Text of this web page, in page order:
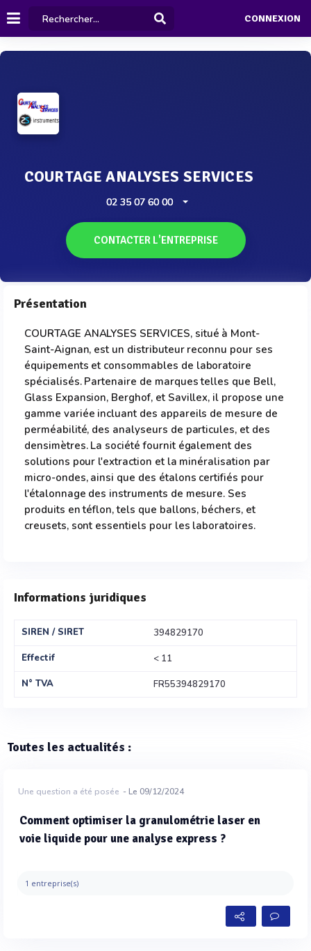
CONNEXION
COURTAGE ANALYSES SERVICES
02 35 07 60 00
CONTACTER L'ENTREPRISE
Présentation
COURTAGE ANALYSES SERVICES, situé à Mont-
Saint-Aignan, est un distributeur reconnu pour ses
équipements et consommables de laboratoire
spécialisés. Partenaire de marques telles que Bell,
Glass Expansion, Berghof, et Savillex, il propose une
gamme variée incluant des appareils de mesure de
perméabilité, des analyseurs de particules, et des
densimètres. La société fournit également des
solutions pour l'extraction et la minéralisation par
micro-ondes, ainsi que des étalons certifiés pour
l'étalonnage des instruments de mesure. Ses
produits en téflon, tels que ballons, béchers, et
creusets, sont essentiels pour les laboratoires.
Informations juridiques
SIREN / SIRET
394829170
Effectif
< 11
N° TVA
FR55394829170
Toutes les actualités :
Une question a été posée - Le 09/12/2024
Comment optimiser la granulométrie laser en
voie liquide pour une analyse express ?
1 entreprise(s)